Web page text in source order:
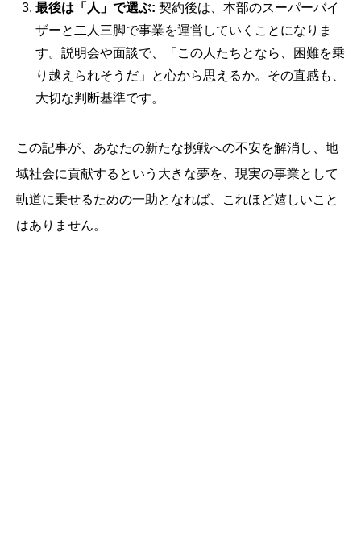
最後は「人」で選ぶ: 契約後は、本部のスーパーバイ
ザーと二人三脚で事業を運営していくことになりま
す。説明会や面談で、「この人たちとなら、困難を乗
り越えられそうだ」と心から思えるか。その直感も、
大切な判断基準です。
この記事が、あなたの新たな挑戦への不安を解消し、地
域社会に貢献するという大きな夢を、現実の事業として
軌道に乗せるための一助となれば、これほど嬉しいこと
はありません。